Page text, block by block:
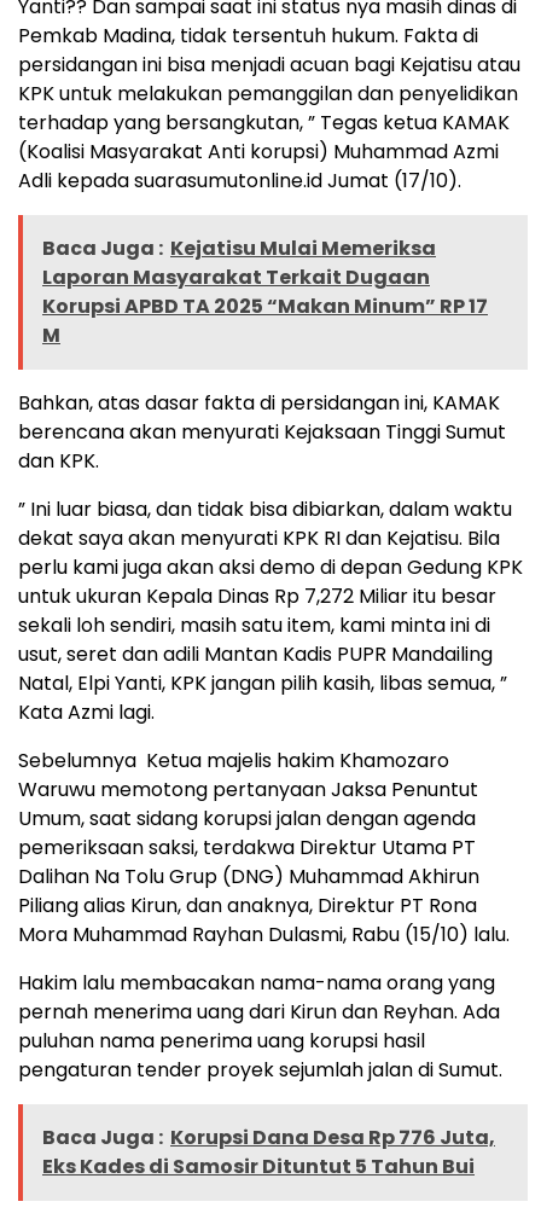
Yanti?? Dan sampai saat ini status nya masih dinas di
Pemkab Madina, tidak tersentuh hukum. Fakta di
persidangan ini bisa menjadi acuan bagi Kejatisu atau
KPK untuk melakukan pemanggilan dan penyelidikan
terhadap yang bersangkutan, ” Tegas ketua KAMAK
(Koalisi Masyarakat Anti korupsi) Muhammad Azmi
Adli kepada suarasumutonline.id Jumat (17/10).
Baca Juga : Kejatisu Mulai Memeriksa
Laporan Masyarakat Terkait Dugaan
Korupsi APBD TA 2025 “Makan Minum” RP 17
M
Bahkan, atas dasar fakta di persidangan ini, KAMAK
berencana akan menyurati Kejaksaan Tinggi Sumut
dan KPK.
” Ini luar biasa, dan tidak bisa dibiarkan, dalam waktu
dekat saya akan menyurati KPK RI dan Kejatisu. Bila
perlu kami juga akan aksi demo di depan Gedung KPK
untuk ukuran Kepala Dinas Rp 7,272 Miliar itu besar
sekali loh sendiri, masih satu item, kami minta ini di
usut, seret dan adili Mantan Kadis PUPR Mandailing
Natal, Elpi Yanti, KPK jangan pilih kasih, libas semua, ”
Kata Azmi lagi.
Sebelumnya Ketua majelis hakim Khamozaro
Waruwu memotong pertanyaan Jaksa Penuntut
Umum, saat sidang korupsi jalan dengan agenda
pemeriksaan saksi, terdakwa Direktur Utama PT
Dalihan Na Tolu Grup (DNG) Muhammad Akhirun
Piliang alias Kirun, dan anaknya, Direktur PT Rona
Mora Muhammad Rayhan Dulasmi, Rabu (15/10) lalu.
Hakim lalu membacakan nama-nama orang yang
pernah menerima uang dari Kirun dan Reyhan. Ada
puluhan nama penerima uang korupsi hasil
pengaturan tender proyek sejumlah jalan di Sumut.
Baca Juga : Korupsi Dana Desa Rp 776 Juta,
Eks Kades di Samosir Dituntut 5 Tahun Bui